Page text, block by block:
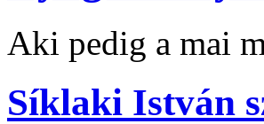
Aki pedig a mai
Síklaki István